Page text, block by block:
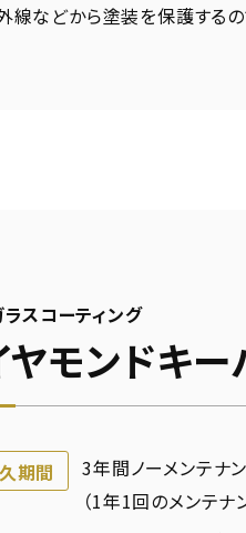
線などから塗装を保護するの
ラスコーティング
ヤモンドキー
期間
3年間ノーメンテナン
（1年1回のメンテナ